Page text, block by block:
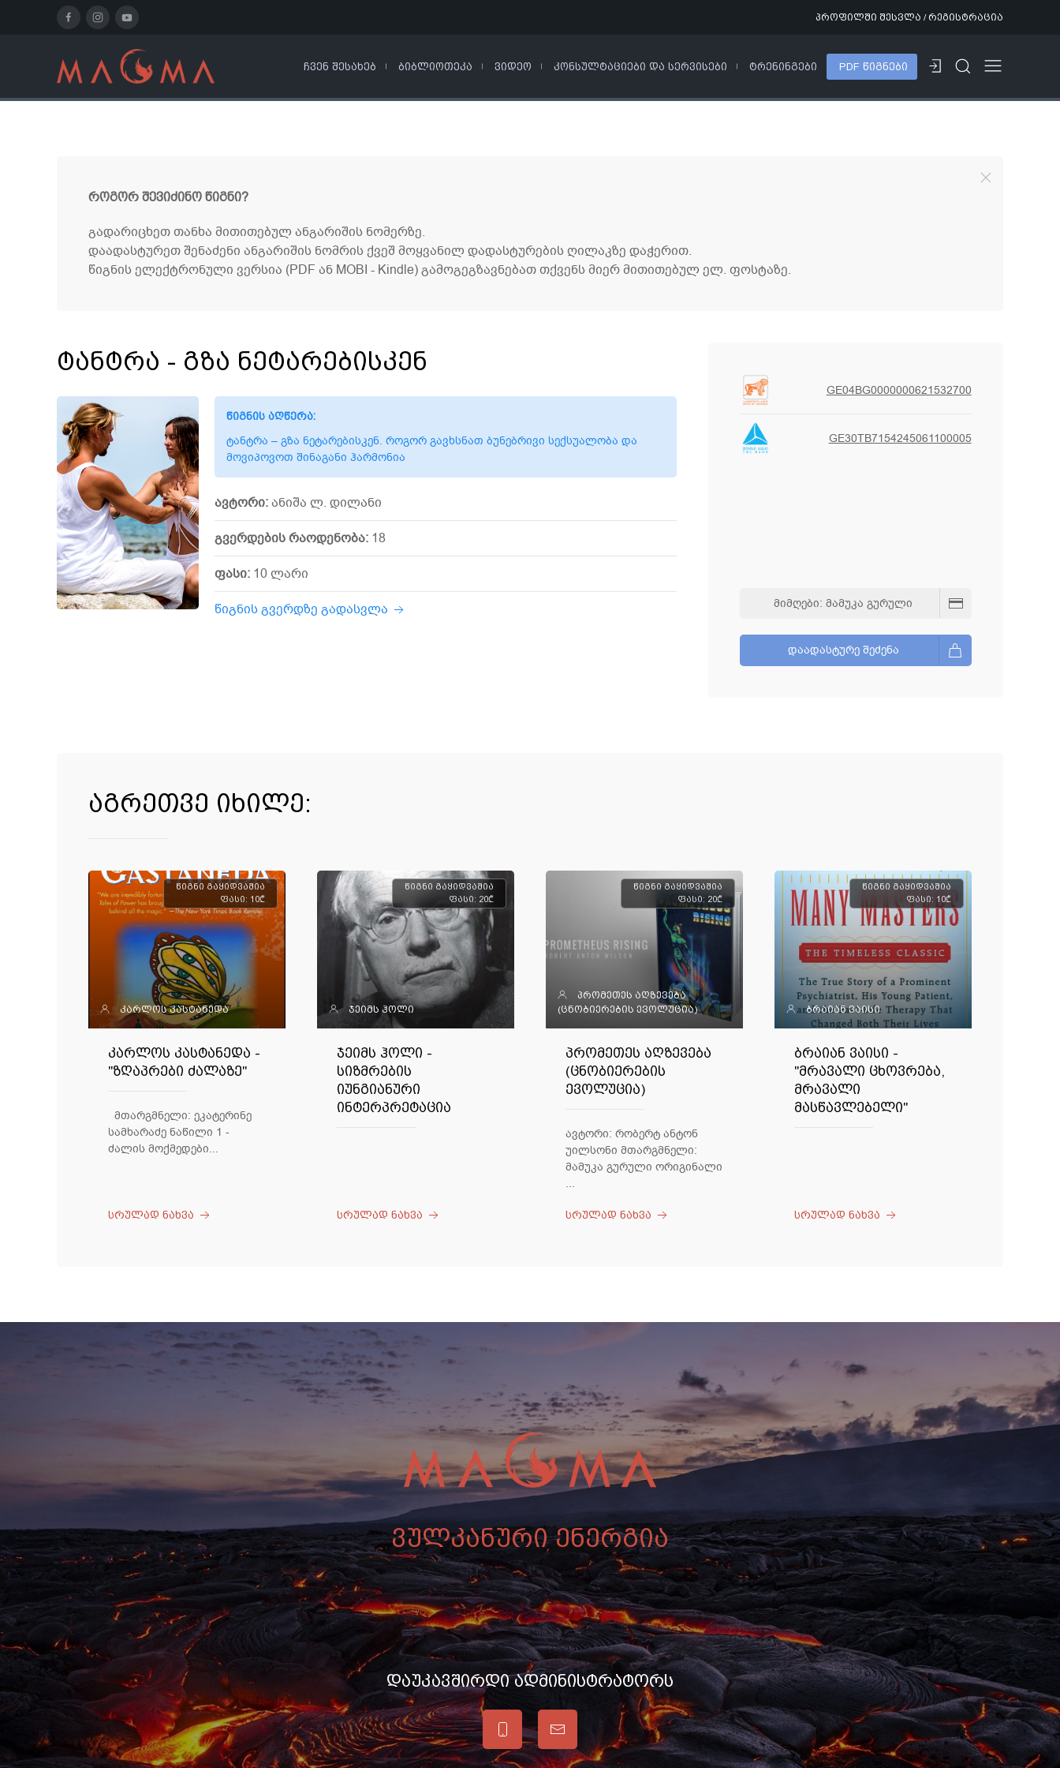
პროფილში შესვლა / რეგისტრაცია
ᲩᲕᲔᲜ ᲨᲔᲡᲐᲮᲔᲑ ᲑᲘᲑᲚᲘᲝᲗᲔᲙᲐ ᲕᲘᲓᲔᲝ ᲙᲝᲜᲡᲣᲚᲢᲐᲪᲘᲔᲑᲘ ᲓᲐ ᲡᲔᲠᲕᲘᲡᲔᲑᲘ ᲢᲠᲔᲜᲘᲜᲒᲔᲑᲘ PDF ᲬᲘᲒᲜᲔᲑᲘ
როგორ შევიძინო წიგნი?
გადარიცხეთ თანხა მითითებულ ანგარიშის ნომერზე.
დაადასტურეთ შენაძენი ანგარიშის ნომრის ქვეშ მოყვანილ დადასტურების ღილაკზე დაჭერით.
წიგნის ელექტრონული ვერსია (PDF ან MOBI - Kindle) გამოგეგზავნებათ თქვენს მიერ მითითებულ ელ. ფოსტაზე.
ტანტრა - გზა ნეტარებისკენ
წიგნის აღწერა:
ტანტრა – გზა ნეტარებისკენ. როგორ გავხსნათ ბუნებრივი სექსუალობა და
მოვიპოვოთ შინაგანი ჰარმონია
ავტორი:ანიშა ლ. დილანი
გვერდების რაოდენობა: 18
ფასი: 10 ლარი
წიგნის გვერდზე გადასვლა
GE04BG0000000621532700
GE30TB7154245061100005
ᲛᲘᲛᲦᲔᲑᲘ: ᲛᲐᲛᲣᲙᲐ ᲒᲣᲠᲣᲚᲘ
ᲓᲐᲐᲓᲐᲡᲢᲣᲠᲔ ᲨᲔᲫᲔᲜᲐ
აგრეთვე იხილე:
წიგნი გაყიდვაშია
ფასი: 10₾
კარლოს კასტანედა
კარლოს კასტანედა -
"ზღაპრები ძალაზე"
მთარგმნელი: ეკატერინე
სამხარაძე ნაწილი 1 -
ძალის მოქმედები...
სრულად ნახვა
წიგნი გაყიდვაშია
ფასი: 20₾
ჯეიმს ჰოლი
ჯეიმს ჰოლი -
სიზმრების
იუნგიანური
ინტერპრეტაცია
სრულად ნახვა
წიგნი გაყიდვაშია
ფასი: 20₾
პრომეთეს აღზევება
(ცნობიერების ევოლუცია)
პრომეთეს აღზევება
(ცნობიერების
ევოლუცია)
ავტორი: რობერტ ანტონ
უილსონი მთარგმნელი:
მამუკა გურული ორიგინალი
...
სრულად ნახვა
წიგნი გაყიდვაშია
ფასი: 10₾
ბრაიან ვაისი
ბრაიან ვაისი -
"მრავალი ცხოვრება,
მრავალი
მასწავლებელი"
სრულად ნახვა
ვულკანური ენერგია
დაუკავშირდი ადმინისტრატორს